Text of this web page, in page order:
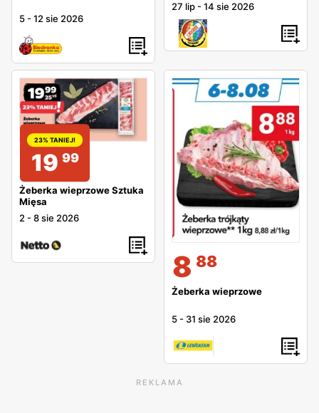
5 -12 sie 2026
27 lip -14 sie 2026
23% TANIEJ!
19 99
Żeberka wieprzowe Sztuka
Mięsa
2 -8 sie 2026
8 88
Żeberka wieprzowe
5 - 31 sie 2026
REKLAMA